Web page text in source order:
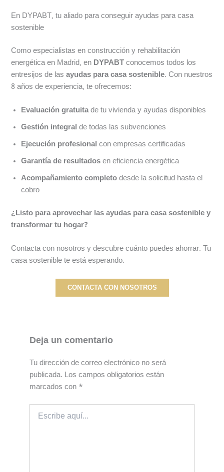
En DYPABT, tu aliado para conseguir ayudas para casa
sostenible
Como especialistas en construcción y rehabilitación
energética en Madrid, en DYPABT conocemos todos los
entresijos de lasayudas para casa sostenible. Con nuestros
8 años de experiencia, te ofrecemos:
Evaluación gratuitade tu vivienda y ayudas disponibles
Gestión integral de todas las subvenciones
Ejecución profesional con empresas certificadas
Garantía de resultados en eficiencia energética
Acompañamiento completo desde la solicitud hasta el
cobro
¿Listo para aprovechar las ayudas para casa sostenible y
transformar tu hogar?
Contacta con nosotros y descubre cuánto puedes ahorrar. Tu
casa sostenible te está esperando.
CONTACTA CON NOSOTROS
Deja un comentario
Tu dirección de correo electrónico no será
publicada. Los campos obligatorios están
marcados con *
aquí...